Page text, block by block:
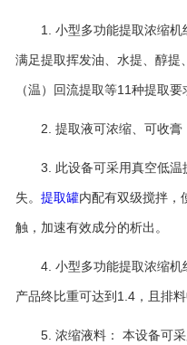
1. 小型多功能提取浓缩
满足提取挥发油、水提、醇提
（温）回流提取等11种提取要
2. 提取液可浓缩、可收膏
3. 此设备可采用真空低
失。 提取罐内配有双级搅拌，
触，加速有效成分的析出。
4. 小型多功能提取浓缩
产品终比重可达到1.4，且排料
5. 浓缩液料： 本设备可